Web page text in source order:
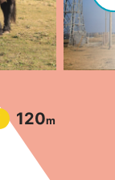
120m